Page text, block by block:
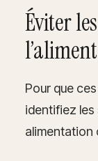
Éviter
Pour que
identifiez
alimentation